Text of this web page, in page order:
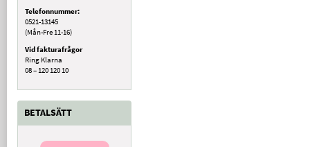
Telefonnummer:
0521-13145
(Mån-Fre 11-16)
Vid fakturafrågor
Ring Klarna
08 – 120 120 10
BETALSÄTT